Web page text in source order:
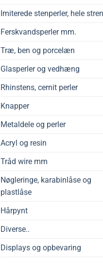
Imiterede stenperler, hele
Ferskvandsperler mm.
Træ, ben og porcelæn
Glasperler og vedhæng
Rhinstens, cernit perler
Knapper
Metaldele og perler
Acryl og resin
Tråd wire mm
Nøgleringe, karabinlåse og
plastlåse
Hårpynt
Diverse..
Displays og opbevaring